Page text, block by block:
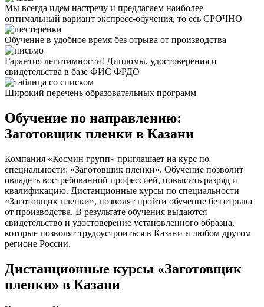
Мы всегда идем настречу и предлагаем наиболее
оптимальный вариант экспресс-обучения, то есь СРОЧНО
Обучение в удобное время без отрыва от производства
Гарантия легитимности! Дипломы, удостоверения и
свидетельства в базе ФИС ФРДО
Широкий перечень образовательных программ
Обучение по направлению:
Заготовщик пленки в Казани
Компания «Космин групп» приглашает на курс по
специальности: «Заготовщик пленки». Обучение позволит
овладеть востребованной профессией, повысить разряд и
квалификацию. Дистанционные курсы по специальности
«Заготовщик пленки», позволят пройти обучение без отрыва
от производства. В результате обучения выдаются
свидетельство и удостоверение установленного образца,
которые позволят трудоустроиться в Казани и любом другом
регионе России.
Дистанционные курсы «Заготовщик
пленки» в Казани